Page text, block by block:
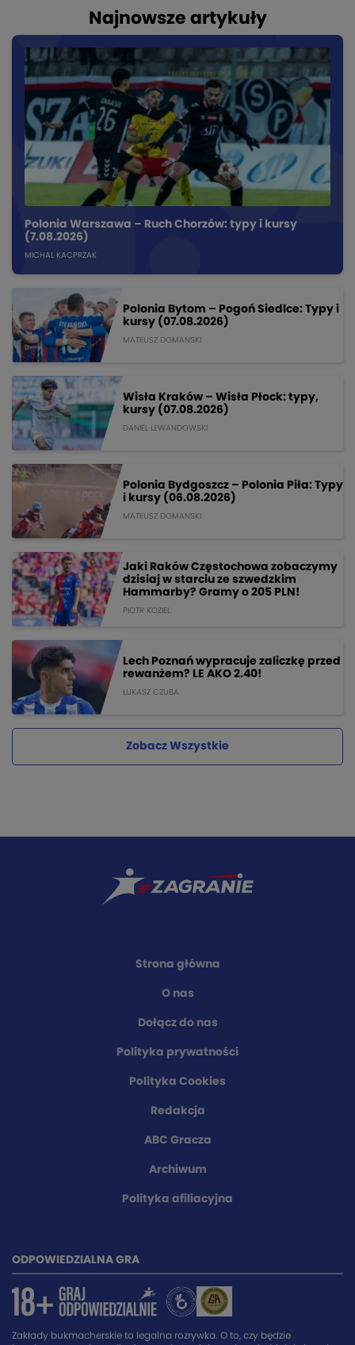
Najnowsze artykuły
Polonia Warszawa – Ruch Chorzów: typy i kursy
(7.08.2026)
MICHAL KACPRZAK
Polonia Bytom – Pogoń Siedlce: Typy i
kursy (07.08.2026)
MATEUSZ DOMANSKI
Wisła Kraków – Wisła Płock: typy,
kursy (07.08.2026)
DANIEL LEWANDOWSKI
Polonia Bydgoszcz – Polonia Piła: Typy
i kursy (06.08.2026)
MATEUSZ DOMANSKI
Jaki Raków Częstochowa zobaczymy
dzisiaj w starciu ze szwedzkim
Hammarby? Gramy o 205 PLN!
PIOTR KOZIEL
Lech Poznań wypracuje zaliczkę przed
rewanżem? LE AKO 2.40!
ŁUKASZ CZUBA
Zobacz Wszystkie
Strona główna
O nas
Dołącz do nas
Polityka prywatności
Polityka Cookies
Redakcja
ABC Gracza
Archiwum
Polityka afiliacyjna
ODPOWIEDZIALNA GRA
Zakłady bukmacherskie to legalna rozrywka. O to, czy będzie